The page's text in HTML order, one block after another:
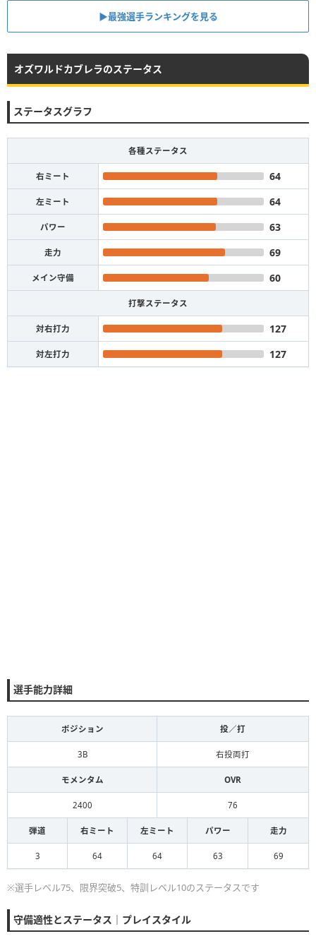
▶︎最強選手ランキングを見る
オズワルドカブレラのステータス
ステータスグラフ
各種ステータス
右ミート 64
左ミート 64
パワー 63
走力 69
メイン守備 60
打撃ステータス
対右打力 127
対左打力 127
選手能力詳細
ポジション 投／打
3B 右投両打
モメンタム OVR
2400 76
弾道 右ミート 左ミート パワー 走力
3 64 64 63 69
※選手レベル75、限界突破5、特訓レベル10のステータスです
守備適性とステータス｜プレイスタイル